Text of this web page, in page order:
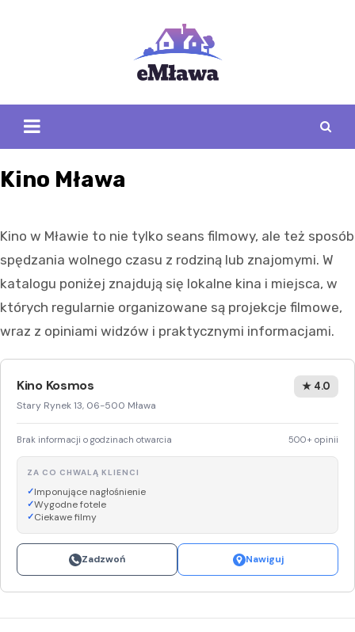
Kino Mława
Kino w Mławie to nie tylko seans filmowy, ale też sposób
spędzania wolnego czasu z rodziną lub znajomymi. W
katalogu poniżej znajdują się lokalne kina i miejsca, w
których regularnie organizowane są projekcje filmowe,
wraz z opiniami widzów i praktycznymi informacjami.
Kino Kosmos
Stary Rynek 13, 06-500 Mława
★ 4.0
Brak informacji o godzinach otwarcia 500+ opinii
ZA CO CHWALĄ KLIENCI
Imponujące nagłośnienie
Wygodne fotele
Ciekawe filmy
Zadzwoń Nawiguj